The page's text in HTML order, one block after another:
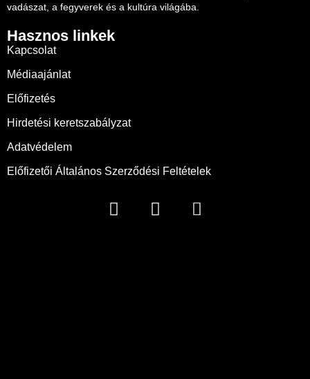
vadászat, a fegyverek és a kultúra világába.
Hasznos linkek
Kapcsolat
Médiaajánlat
Előfizetés
Hirdetési keretszabályzat
Adatvédelem
Előfizetői Általános Szerződési Feltételek